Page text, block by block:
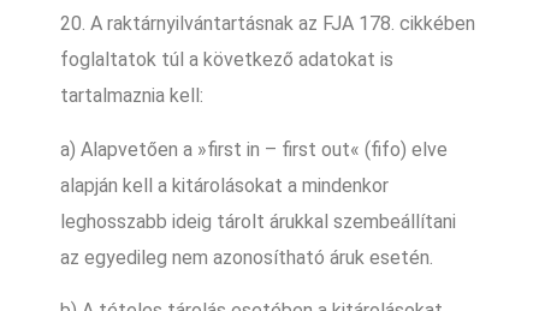
20. A raktárnyilvántartásnak az FJA 178. cikkében
foglaltatok túl a következő adatokat is
tartalmaznia kell:
a) Alapvetően a »first in – first out« (fifo) elve
alapján kell a kitárolásokat a mindenkor
leghosszabb ideig tárolt árukkal szembeállítani
az egyedileg nem azonosítható áruk esetén.